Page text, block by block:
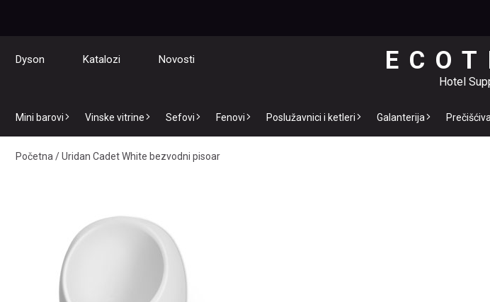
Dyson Katalozi Novosti
Hotel
Mini barovi Vinske vitrine Sefovi Fenovi Poslužavnici i ketleri Galanterija
Početna /Uridan Cadet White bezvodni pisoar